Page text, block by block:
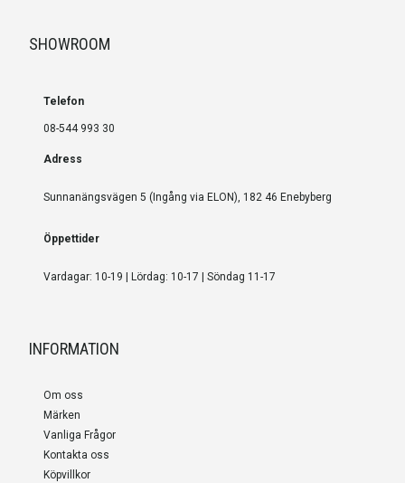
SHOWROOM
Telefon
08-544 993 30
Adress
Sunnanängsvägen 5 (Ingång via ELON), 182 46 Enebyberg
Öppettider
Vardagar: 10-19 | Lördag: 10-17 | Söndag 11-17
INFORMATION
Om oss
Märken
Vanliga Frågor
Kontakta oss
Köpvillkor